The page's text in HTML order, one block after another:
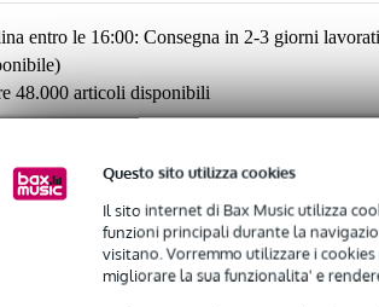
Questo sito utilizza cookies
Il sito internet di Bax Music utilizza
funzioni principali durante la
visitano. Vorremmo utilizzare i
migliorare la sua funzionalita' e
entro le 16:00: Consegna in 2-3 giorni
48.000 articoli disponibili